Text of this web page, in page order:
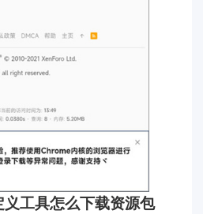
工具怎么下载资源包